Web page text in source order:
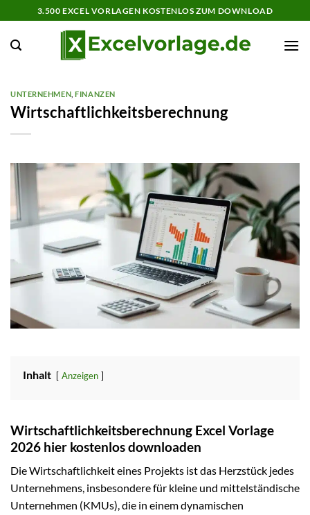
Inhalt
springen
3.500 EXCEL VORLAGEN KOSTENLOS ZUM DOWNLOAD
UNTERNEHMEN ,FINANZEN
Wirtschaftlichkeitsberechnung
Inhalt Anzeigen
Wirtschaftlichkeitsberechnung Excel Vorlage
2026 hier kostenlos downloaden
Die Wirtschaftlichkeit eines Projekts ist das Herzstück jedes
Unternehmens, insbesondere für kleine und mittelständische
Unternehmen (KMUs), die in einem dynamischen